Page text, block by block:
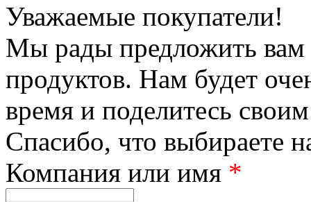
Уважаемые покупатели!
Мы рады предложить вам
продуктов. Нам будет
время и поделитесь
Спасибо, что выбираете
Компания или имя *